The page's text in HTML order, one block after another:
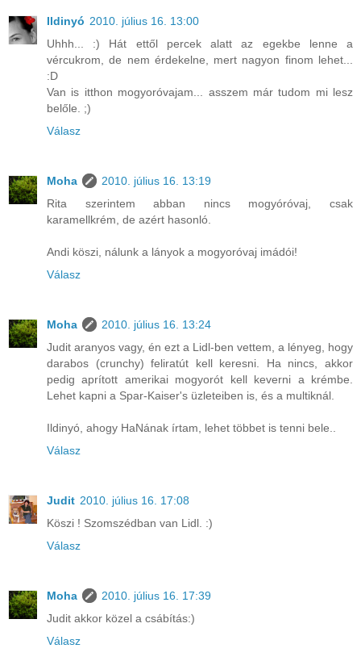
Ildinyó 2010. július 16. 13:00
Uhhh... :) Hát ettől percek alatt az egekbe lenne a
vércukrom, de nem érdekelne, mert nagyon finom lehet...
:D
Van is itthon mogyoróvajam... asszem már tudom mi lesz
belőle. ;)
Válasz
Moha
2010. július 16. 13:19
Rita szerintem abban nincs mogyóróvaj, csak
karamellkrém, de azért hasonló.
Andi köszi, nálunk a lányok a mogyoróvaj imádói!
Válasz
Moha
2010. július 16. 13:24
Judit aranyos vagy, én ezt a Lidl-ben vettem, a lényeg, hogy
darabos (crunchy) feliratút kell keresni. Ha nincs, akkor
pedig aprított amerikai mogyorót kell keverni a krémbe.
Lehet kapni a Spar-Kaiser's üzleteiben is, és a multiknál.
Ildinyó, ahogy HaNának írtam, lehet többet is tenni bele..
Válasz
Judit 2010. július 16. 17:08
Köszi ! Szomszédban van Lidl. :)
Válasz
Moha
2010. július 16. 17:39
Judit akkor közel a csábítás:)
Válasz